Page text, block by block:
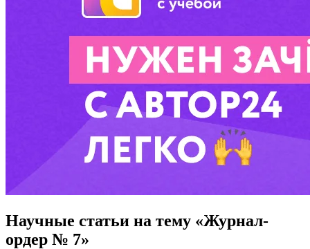
Научные статьи на тему «Журнал-
ордер № 7»